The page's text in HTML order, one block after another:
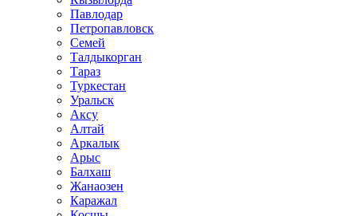
Павлодар
Петропавловск
Семей
Талдыкорган
Тараз
Туркестан
Уральск
Аксу
Алтай
Аркалык
Арыс
Балхаш
Жанаозен
Каражал